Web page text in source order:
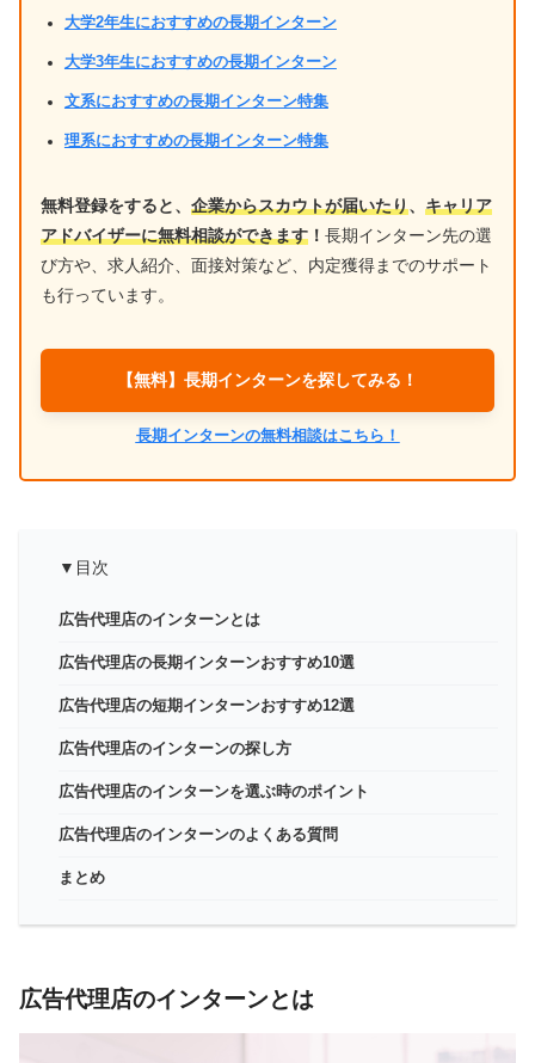
大学2年生におすすめの長期インターン
大学3年生におすすめの長期インターン
文系におすすめの長期インターン特集
理系におすすめの長期インターン特集
無料登録をすると、 企業からスカウトが届いたり、 キャリア
アドバイザーに無料相談ができます ！ 長期インターン先の選
び方や、求人紹介、面接対策など、内定獲得までのサポート
も行っています。
【無料】長期インターンを探してみる！
長期インターンの無料相談はこちら！
▼目次
広告代理店のインターンとは
広告代理店の長期インターンおすすめ10選
広告代理店の短期インターンおすすめ12選
広告代理店のインターンの探し方
広告代理店のインターンを選ぶ時のポイント
広告代理店のインターンのよくある質問
まとめ
広告代理店のインターンとは